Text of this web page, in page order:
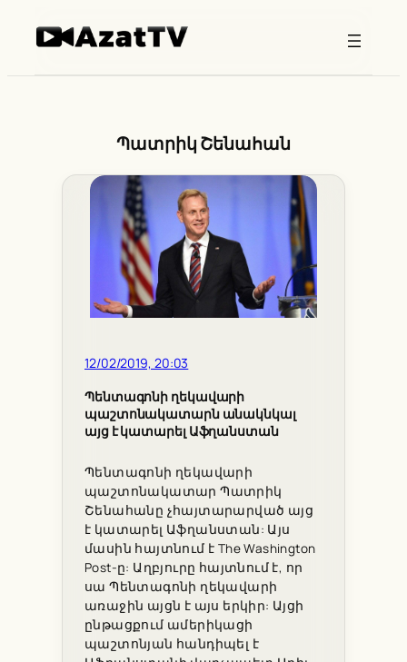
Պատրիկ Շենահան
12/02/2019, 20:03
Պենտագոնի ղեկավարի
պաշտոնակատարն անակնկալ
այց է կատարել Աֆղանստան
Պենտագոնի ղեկավարի
պաշտոնակատար Պատրիկ
Շենահանը չհայտարարված այց
է կատարել Աֆղանստան: Այս
մասին հայտնում է The Washington
Post-ը: Աղբյուրը հայտնում է, որ
սա Պենտագոնի ղեկավարի
առաջին այցն է այս երկիր: Այցի
ընթացքում ամերիկացի
պաշտոնյան հանդիպել է